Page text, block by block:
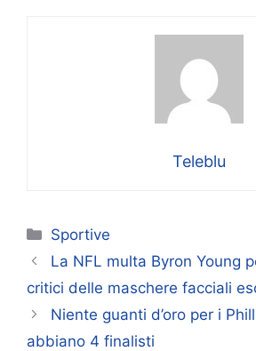
Teleblu
Categorie
Sportive
La NFL multa Byron Young
critici delle maschere facciali
Niente guanti d’oro per i
abbiano 4 finalisti